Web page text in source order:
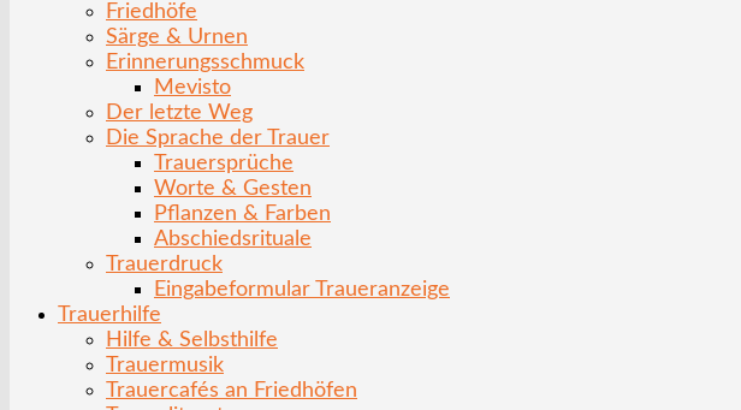
Friedhöfe
Särge & Urnen
Erinnerungsschmuck
Mevisto
Der letzte Weg
Die Sprache der Trauer
Trauersprüche
Worte & Gesten
Pflanzen & Farben
Abschiedsrituale
Trauerdruck
Eingabeformular Traueranzeige
Trauerhilfe
Hilfe & Selbsthilfe
Trauermusik
Trauercafés an Friedhöfen